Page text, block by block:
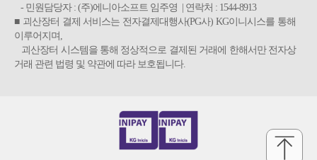
- 민원담당자 : (주)에니아소프트 임주영 | 연락처 : 1544-8913
■ 괴산장터 결제 서비스는 전자결제대행사(PG사) KG이니시스를 통해
이루어지며,
괴산장터 시스템을 통해 정상적으로 결제된 거래에 한해서만 전자상
거래 관련 법령 및 약관에 따라 보호됩니다.